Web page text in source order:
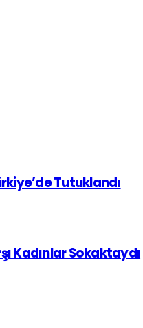
Tutuklandı
Kadınlar Sokaktaydı